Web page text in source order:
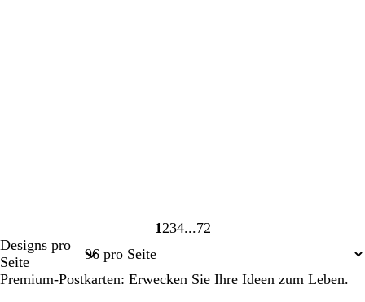
Seite
1Seite
2Seite
3Seite
4
Seite
72
Designs pro
Seite
Premium-Postkarten: Erwecken Sie Ihre Ideen zum Leben.